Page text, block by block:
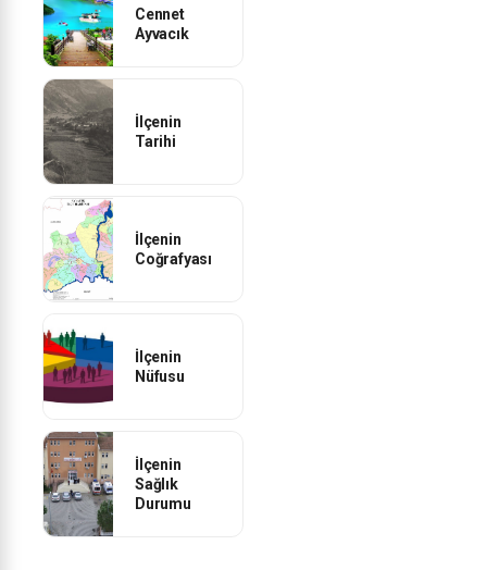
Cennet
Ayvacık
İlçenin
Tarihi
İlçenin
Coğrafyası
İlçenin
Nüfusu
İlçenin
Sağlık
Durumu